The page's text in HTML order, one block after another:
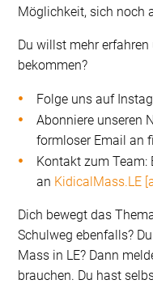
Möglichkeit, sich noch
Du willst mehr
bekommen?
Folge uns auf
Abonniere unseren
formloser Email an
Kontakt zum Team:
an KidicalMass.LE
Dich bewegt das
Schulweg ebenfalls?
Mass in LE? Dann
brauchen. Du hast